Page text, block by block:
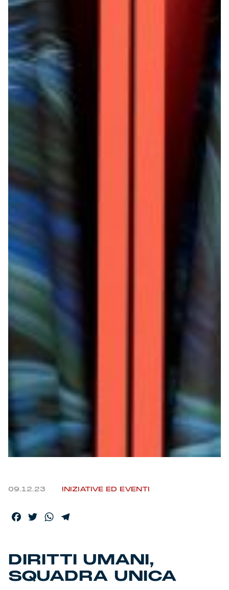
Summer Sale
Mare
Accessori
Party
Gift Card Online Store
09.12.23 INIZIATIVE ED EVENTI
Facebook
TwitterWhatsApp
DIRITTI UMANI,
SQUADRA UNICA